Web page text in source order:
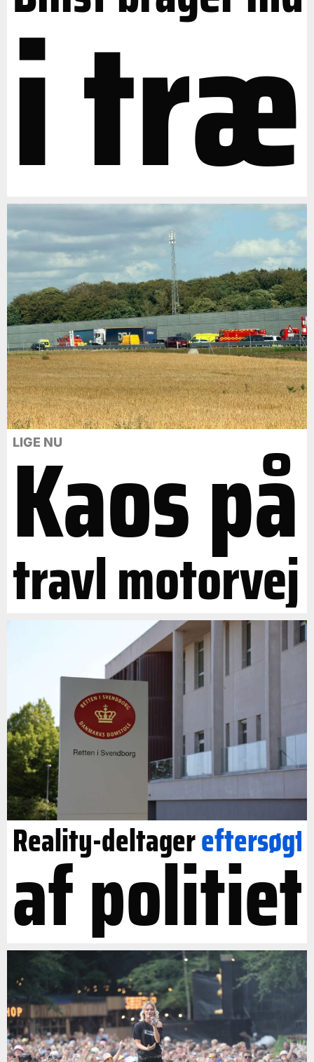
i træ
LIGE NU
Kaos på
travl motorvej
Reality-deltagereftersøgt
af politiet